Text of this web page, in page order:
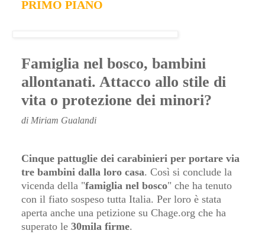
PRIMO PIANO
Famiglia nel bosco, bambini
allontanati. Attacco allo stile di
vita o protezione dei minori?
di Miriam Gualandi
Cinque pattuglie dei carabinieri per portare via
tre bambini dalla loro casa. Così si conclude la
vicenda della "famiglia nel bosco" che ha tenuto
con il fiato sospeso tutta Italia. Per loro è stata
aperta anche una petizione su Chage.org che ha
superato le 30mila firme.